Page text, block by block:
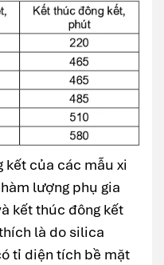
kết của các mẫu xi
lượng phụ gia
kết thúc đông kết
là do silica
tỉ diện tích bề mặt